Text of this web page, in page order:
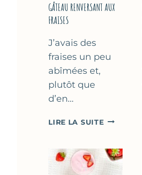
GÂTEAU RENVERSANT AUX
FRAISES
J’avais des
fraises un peu
abîmées et,
plutôt que
d’en…
LIRE LA SUITEGÂTEAU
FRAISES